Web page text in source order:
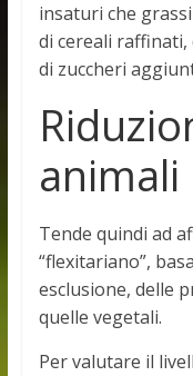
insaturi che
di cereali
di zuccheri
animali
Tende quindi ad
“flexitariano”,
esclusione, delle
quelle vegetali.
Per valutare il